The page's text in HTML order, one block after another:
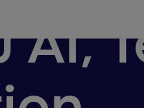
AI,